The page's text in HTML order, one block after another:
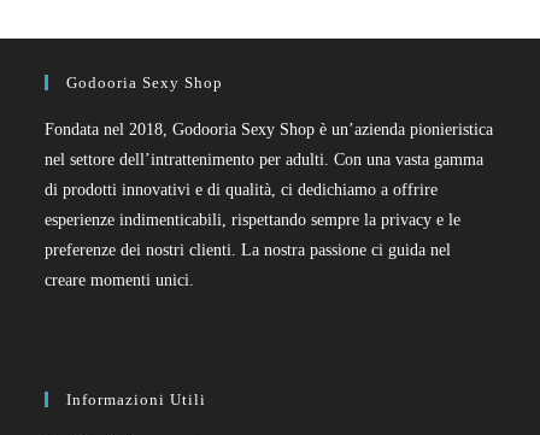
Godooria Sexy Shop
Fondata nel 2018, Godooria Sexy Shop è un’azienda pionieristica
nel settore dell’intrattenimento per adulti. Con una vasta gamma
di prodotti innovativi e di qualità, ci dedichiamo a offrire
esperienze indimenticabili, rispettando sempre la privacy e le
preferenze dei nostri clienti. La nostra passione ci guida nel
creare momenti unici.
Informazioni Utili